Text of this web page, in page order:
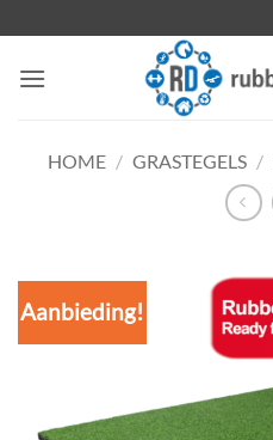
naar
inhoud
HOME / GRASTEGELS /
Aanbieding!